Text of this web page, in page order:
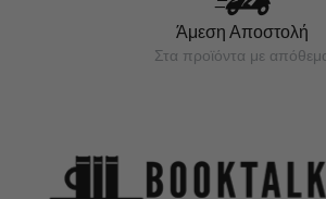
Άμεση Αποστολή
Στα προϊόντα με